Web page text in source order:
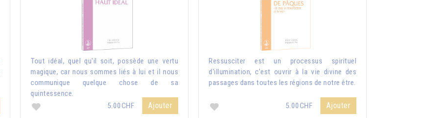
Tout idéal, quel qu'il soit, possède une vertu
magique, car nous sommes liés à lui et il nous
communique quelque chose de sa
quintessence.
5.00CHF
Ajouter
Ressusciter est un processus spirituel
d'illumination, c'est ouvrir à la vie divine des
passages dans toutes les régions de notre être.
5.00CHF Ajouter